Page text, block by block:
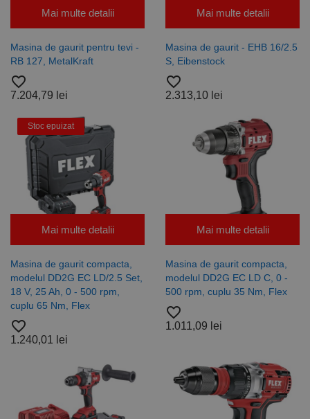
Mai multe detalii
Masina de gaurit pentru tevi -
RB 127, MetalKraft
favorite_border
7.204,79 lei
Mai multe detalii
Masina de gaurit - EHB 16/2.5
S, Eibenstock
favorite_border
2.313,10 lei
Stoc epuizat
Mai multe detalii
Masina de gaurit compacta,
modelul DD2G EC LD/2.5 Set,
18 V, 25 Ah, 0 - 500 rpm,
cuplu 65 Nm, Flex
favorite_border
1.240,01 lei
Mai multe detalii
Masina de gaurit compacta,
modelul DD2G EC LD C, 0 -
500 rpm, cuplu 35 Nm, Flex
favorite_border
1.011,09 lei